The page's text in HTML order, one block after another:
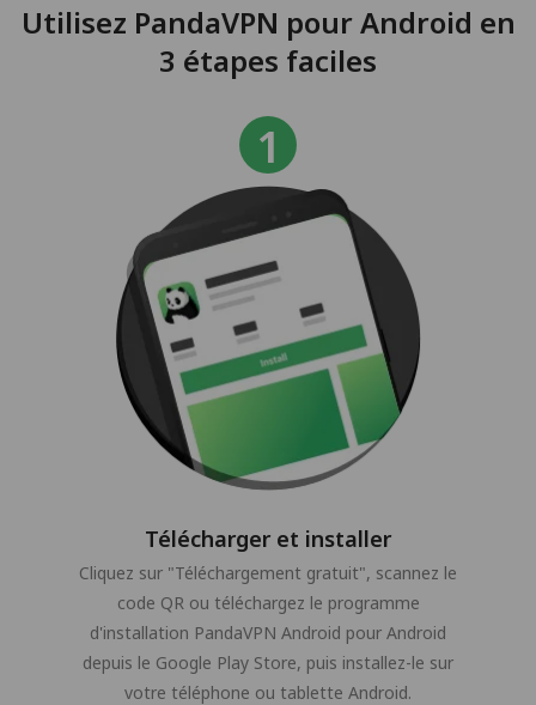
Utilisez PandaVPN pour Android en
3 étapes faciles
Télécharger et installer
Cliquez sur "Téléchargement gratuit", scannez le
code QR ou téléchargez le programme
d'installation PandaVPN Android pour Android
depuis le Google Play Store, puis installez-le sur
votre téléphone ou tablette Android.